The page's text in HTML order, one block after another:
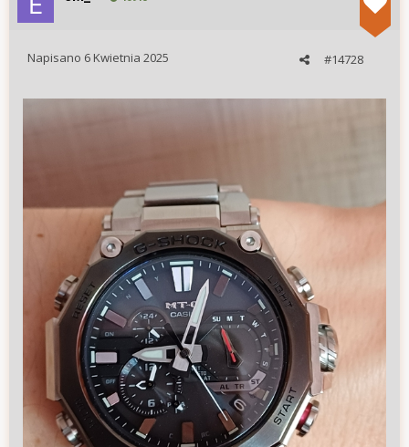
#14728
Napisano 6 Kwietnia 2025